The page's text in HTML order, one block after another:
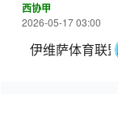
西协甲
2026-05-17 03:00
伊维萨体育联